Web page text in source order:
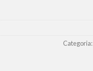
Categoria: